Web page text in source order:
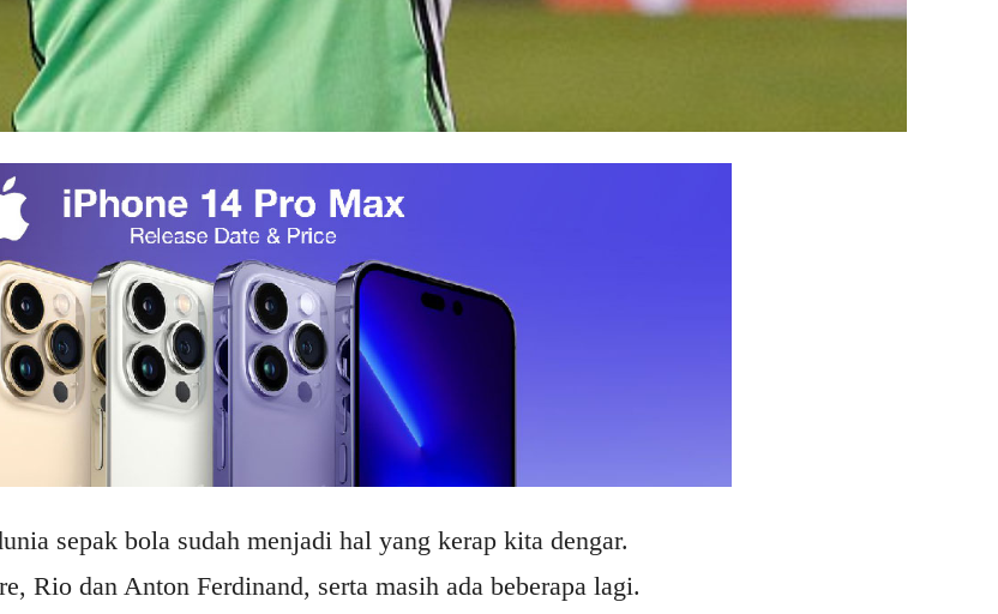
sepak bola sudah menjadi hal yang kerap kita dengar.
Rio dan Anton Ferdinand, serta masih ada beberapa lagi.